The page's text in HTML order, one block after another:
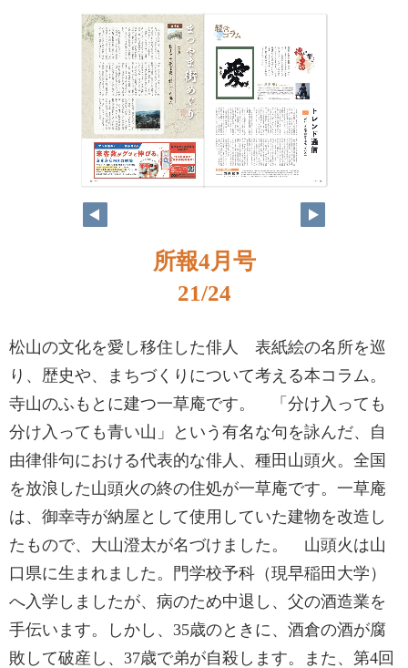
所報4月号
21/24
松山の文化を愛し移住した俳人 表紙絵の名所を巡
り、歴史や、まちづくりについて考える本コラム。
寺山のふもとに建つ一草庵です。 「分け入っても
分け入っても青い山」という有名な句を詠んだ、自
由律俳句における代表的な俳人、種田山頭火。全国
を放浪した山頭火の終の住処が一草庵です。一草庵
は、御幸寺が納屋として使用していた建物を改造し
たもので、大山澄太が名づけました。 山頭火は山
口県に生まれました。門学校予科（現早稲田大学）
へ入学しましたが、病のため中退し、父の酒造業を
手伝います。しかし、35歳のときに、酒倉の酒が腐
敗して破産し、37歳で弟が自殺します。また、第4回